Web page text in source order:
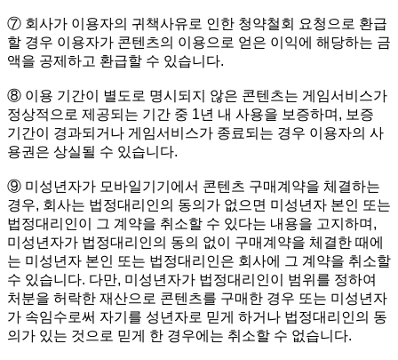
⑦ 회사가 이용자의 귀책사유로 인한 청약철회 요청으로 환급
할 경우 이용자가 콘텐츠의 이용으로 얻은 이익에 해당하는 금
액을 공제하고 환급할 수 있습니다.
⑧ 이용 기간이 별도로 명시되지 않은 콘텐츠는 게임서비스가
정상적으로 제공되는 기간 중 1년 내 사용을 보증하며, 보증
기간이 경과되거나 게임서비스가 종료되는 경우 이용자의 사
용권은 상실될 수 있습니다.
⑨ 미성년자가 모바일기기에서 콘텐츠 구매계약을 체결하는
경우, 회사는 법정대리인의 동의가 없으면 미성년자 본인 또는
법정대리인이 그 계약을 취소할 수 있다는 내용을 고지하며,
미성년자가 법정대리인의 동의 없이 구매계약을 체결한 때에
는 미성년자 본인 또는 법정대리인은 회사에 그 계약을 취소할
수 있습니다. 다만, 미성년자가 법정대리인이 범위를 정하여
처분을 허락한 재산으로 콘텐츠를 구매한 경우 또는 미성년자
가 속임수로써 자기를 성년자로 믿게 하거나 법정대리인의 동
의가 있는 것으로 믿게 한 경우에는 취소할 수 없습니다.